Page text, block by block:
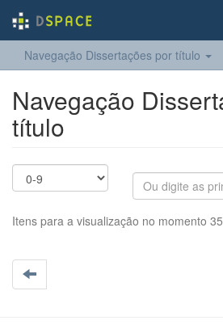
Navegação Dissertações por título
Navegação
título
Itens para a visualização no momento